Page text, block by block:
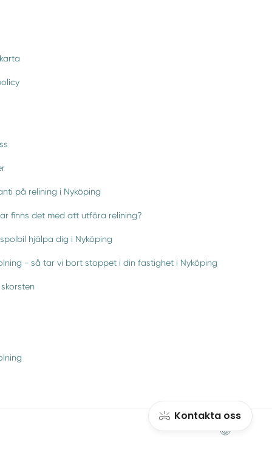
på relining i Nyköping
finns det med att utföra relining?
hjälpa dig i Nyköping
- så tar vi bort stoppet i din fastighet i Nyköping
Webbsida
Kontakta oss